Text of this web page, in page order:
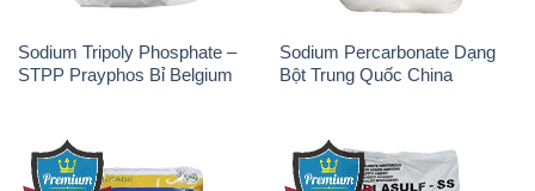
Sodium Tripoly Phosphate –
STPP Prayphos Bỉ Belgium
Sodium Percarbonate Dạng
Bột Trung Quốc China